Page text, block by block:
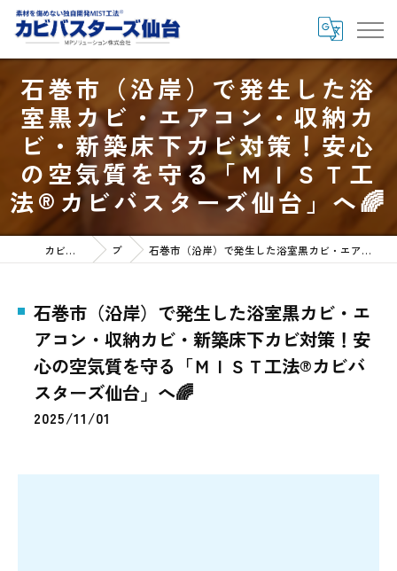
石巻市（沿岸）で発生した浴
室黒カビ・エアコン・収納カ
ビ・新築床下カビ対策！安心
の空気質を守る「ＭＩＳＴ工
法®カビバスターズ仙台」へ🌈
カビバスターズ仙台HOME ブログ 石巻市（沿岸）で発生した浴室黒カビ・エアコン・収納カビ・新築床下カビ対策！安心の空気質を守る「ＭＩＳＴ工法®カビバスターズ仙台」へ🌈
石巻市（沿岸）で発生した浴室黒カビ・エ
アコン・収納カビ・新築床下カビ対策！安
心の空気質を守る「ＭＩＳＴ工法®カビバ
スターズ仙台」へ🌈
2025/11/01